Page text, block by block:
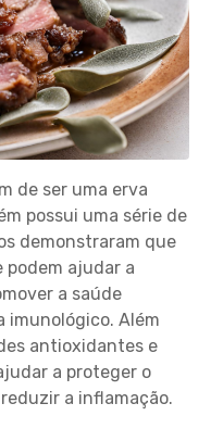
de ser uma erva
possui uma série de
demonstraram que
podem ajudar a
a saúde
imunológico. Além
antioxidantes e
a proteger o
a inflamação.